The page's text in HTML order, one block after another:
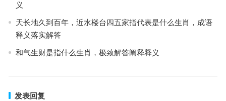
义
天长地久到百年，近水楼台四五家指代表是什么生肖，成语
释义落实解答
和气生财是指什么生肖，极致解答阐释释义
发表回复